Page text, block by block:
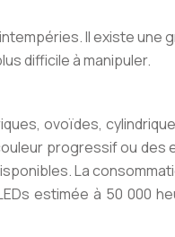
Il existe une
difficile à manipuler.
ovoïdes,
progressif ou des
La
estimée à 50 000